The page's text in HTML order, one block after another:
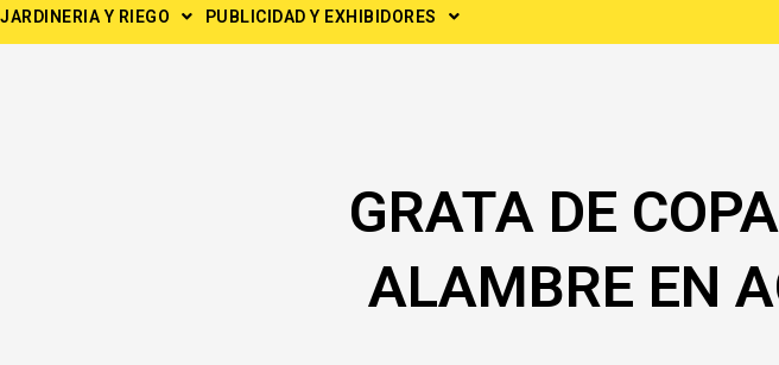
JARDINERIA Y RIEGO PUBLICIDAD Y EXHIBIDORES
GRATA DE
ALAMBRE EN